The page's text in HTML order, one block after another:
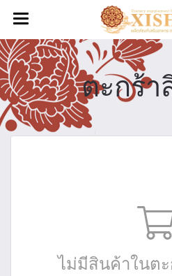
ตะกร้
ไม่มีสินค้าในต